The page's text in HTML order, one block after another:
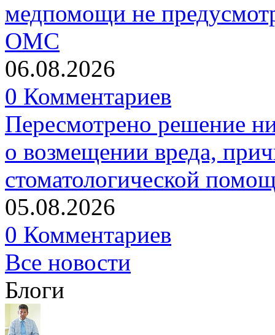
медпомощи не
ОМС
06.08.2026
0 Комментариев
Пересмотрено решение
о возмещении вреда,
стоматологической
05.08.2026
0 Комментариев
Все новости
Блоги